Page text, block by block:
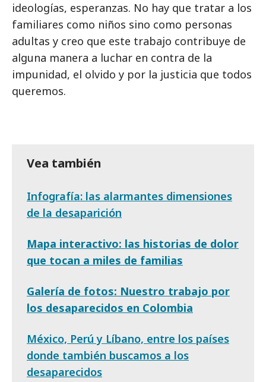
ideologías, esperanzas. No hay que tratar a los
familiares como niños sino como personas
adultas y creo que este trabajo contribuye de
alguna manera a luchar en contra de la
impunidad, el olvido y por la justicia que todos
queremos.
Vea también
Infografía: las alarmantes dimensiones
de la desaparición
Mapa interactivo: las historias de dolor
que tocan a miles de familias
Galería de fotos: Nuestro trabajo por
los desaparecidos en Colombia
México, Perú y Líbano, entre los países
donde también buscamos a los
desaparecidos